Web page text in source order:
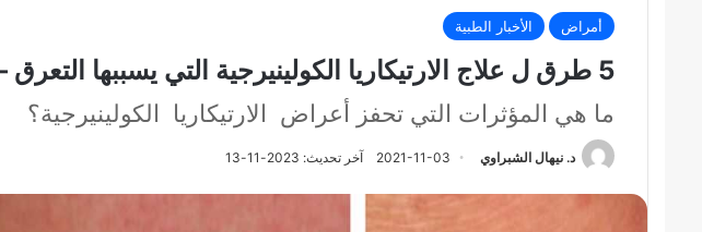
أمراض الأخبار الطبية
5 طرق ل علاج الارتيكاريا الكولينيرجية التي يسببها التعرق – الطفح الجلدي
ما هي المؤثرات التي تحفز أعراض الارتيكاريا الكولينيرجية؟
د. نيهال الشبراوي 2021-11-03 آخر تحديث: 2023-11-13